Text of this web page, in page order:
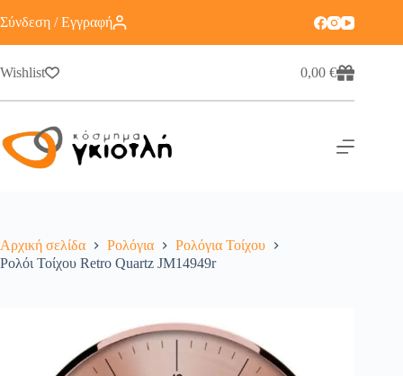
Σύνδεση / Εγγραφή
Wishlist 0,00€
Αρχική σελίδα Ρολόγια
Ρολόγια Τοίχου
Ρολόι Τοίχου Retro Quartz JM14949r